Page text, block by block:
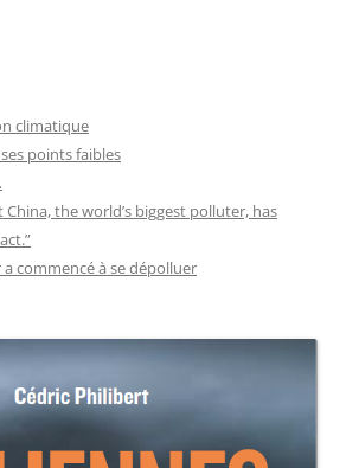
climatique
points faibles
China, the world’s biggest polluter, has
commencé à se dépolluer